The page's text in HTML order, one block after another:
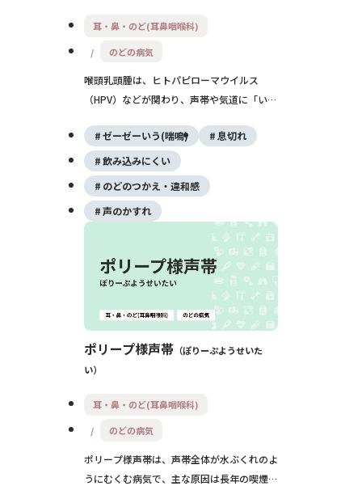
耳・鼻・のど(耳鼻咽喉科)
のどの病気
喉頭乳頭腫は、ヒトパピローマウイルス
（HPV）などが関わり、声帯や気道に「い
す。声がれや息苦しさの原因となり、再発し
やすいのが特徴です。基本は手術で取り除
き、必要に応じて薬物療法を併用しながら長
期的に経過をみていきます。
ゼーゼーいう(喘鳴)
息切れ
飲み込みにくい
のどのつかえ・違和感
声のかすれ
ポリープ様声帯
ぽりーぷようせいた
い
耳・鼻・のど(耳鼻咽喉科)
のどの病気
ポリープ様声帯は、声帯全体が水ぶくれのよ
うにむくむ病気で、主な原因は長年の喫煙で